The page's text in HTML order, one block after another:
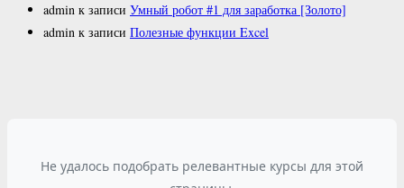
admin к записи Умный робот #1 для заработка [Золото]
admin к записи Полезные функции Excel